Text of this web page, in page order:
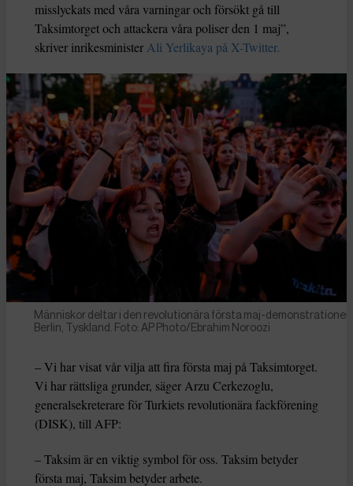
misslyckats med våra varningar och försökt gå till
Taksimtorget och attackera våra poliser den 1 maj”,
skriver inrikesminister Ali Yerlikaya på X-Twitter.
Människor deltar i den revolutionära första maj-demonstrationen
Berlin, Tyskland. Foto: AP Photo/Ebrahim Noroozi
– Vi har visat vår vilja att fira första maj på Taksimtorget.
Vi har rättsliga grunder, säger Arzu Cerkezoglu,
generalsekreterare för Turkiets revolutionära fackförening
(DISK), till AFP:
– Taksim är en viktig symbol för oss. Taksim betyder
första maj, Taksim betyder arbete.